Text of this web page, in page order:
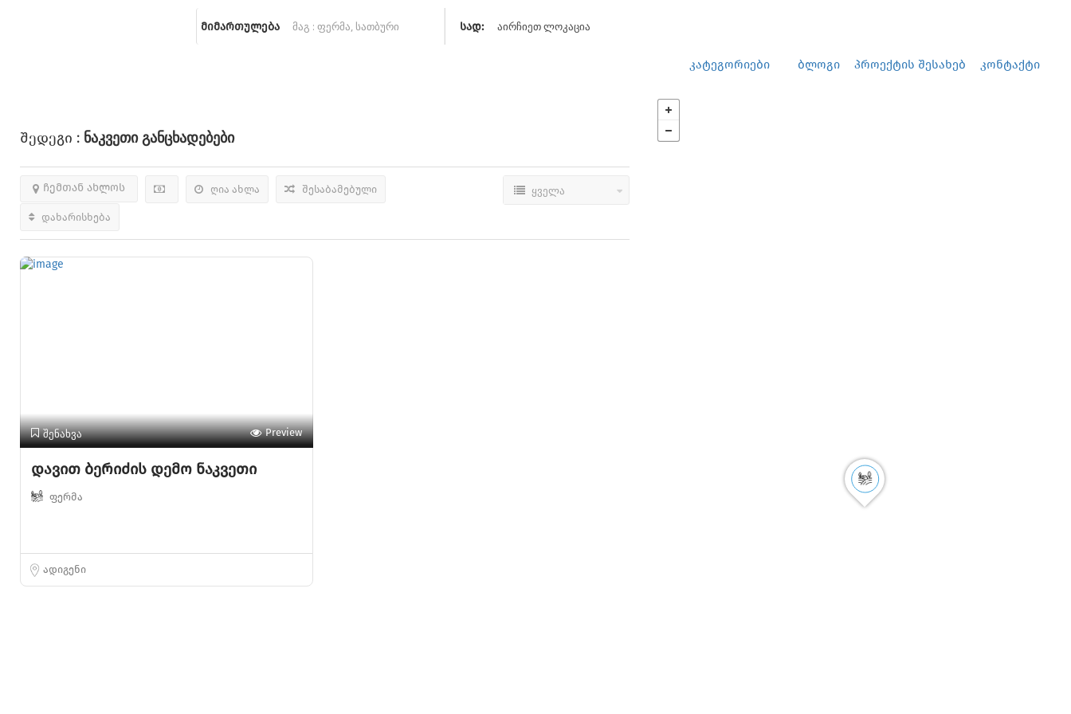
მიმართულება სად: აირჩიეთ ლოკაცია
კატეგორიები ბლოგი პროექტის შესახებ კონტაქტი
Შედეგი : Ნაკვეთი Განცხადებები
ღია ახლა
ჩემთან ახლოს შესაბამებული
დახარისხება
ყველა
შენახვა Preview
დავით ბერიძის დემო ნაკვეთი
ფერმა
ადიგენი